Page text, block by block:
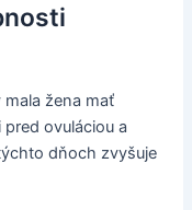
žena mať
ovuláciou a
dňoch zvyšuje